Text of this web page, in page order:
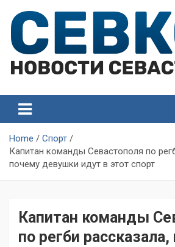
content
Севастополя
Севастополя
Home
Спорт
Капитан команды Севастополя по
почему девушки идут в этот спорт
Капитан команды
по регби